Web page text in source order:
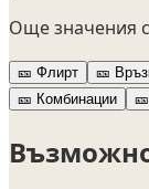
Още значения
🎫 Флирт 🎫
🎫 Комбинации 🎫